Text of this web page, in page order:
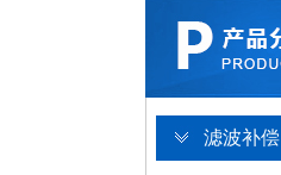
滤波补偿